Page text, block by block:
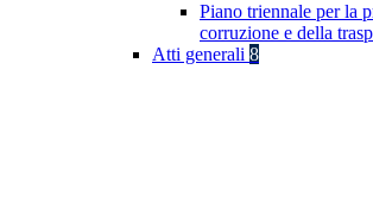
Piano triennale per la
corruzione e della
Atti generali 8